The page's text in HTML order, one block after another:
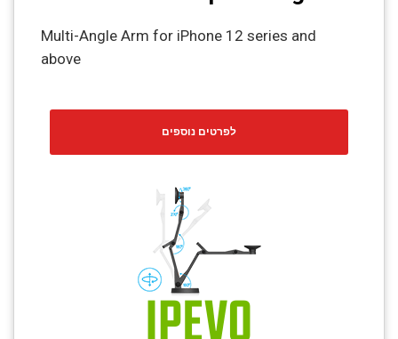
Multi-Angle Arm for iPhone 12 series and
above
לפרטים נוספים